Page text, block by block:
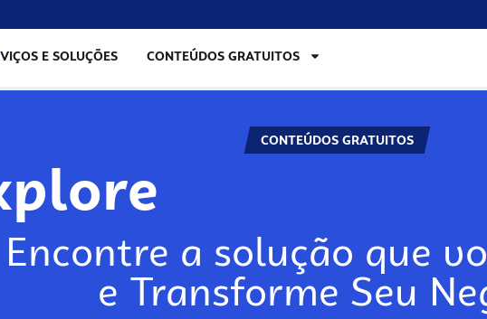
E SOLUÇÕES CONTEÚDOS GRATUITOS
CONTEÚDOS GRATUITOS
Encontre a solução que
e Transforme Seu